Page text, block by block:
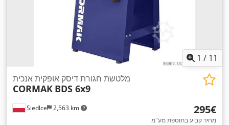
1 / 11
Siedlce 2,563 km
מלטשת חגורת דיסק אופקית אנכית
CORMAK BDS 6x9
‏295 ‏€
מחיר קבוע בתוספת מע"מ